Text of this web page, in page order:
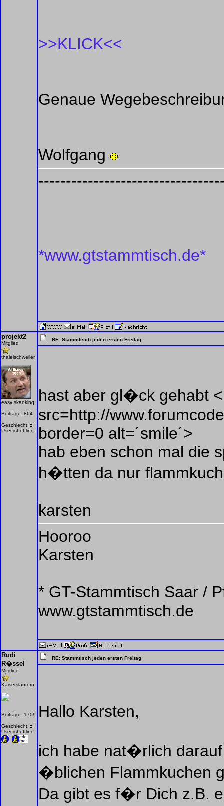
>>KLICK<<
Genaue
Wolfgang
*www.gtstammtisch.de*
projekt2
Mitglied
thaleischweiler
easy skanking
Beiträge: 864
Geschlecht:
User ist offline
RE: Stammtisch jeden ersten Freitag
hast aber gl�ck gehabt
src=http://
border=0 alt=´smile´>
hab eben schon mal die
h�tten da nur
karsten
Hooroo
Karsten
* GT-Stammtisch Saar /
www.gtstammtisch.de
Rudi
R�ssel
Mitglied
Kaiserslautern
Beiträge: 1709
Geschlecht:
User ist offline
RE: Stammtisch jeden ersten Freitag
Hallo Karsten,
ich habe nat�rlich
�blichen Flammkuchen
Da gibt es f�r Dich z.B.